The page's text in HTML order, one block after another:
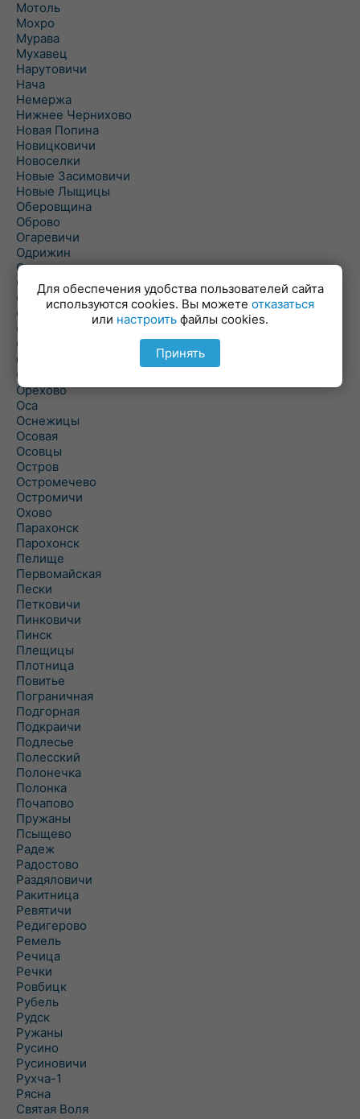
Мотоль
Мохро
Мурава
Мухавец
Нарутовичи
Нача
Немержа
Нижнее Чернихово
Новая Попина
Новицковичи
Новоселки
Новые Засимовичи
Новые Лыщицы
Оберовщина
Оброво
Огаревичи
Одрижин
Оздамичи
Озяты
Олтуш
Ольманы
Ольпень
Ольшаны
Омельная
Ополь
Орехово
Оса
Оснежицы
Осовая
Осовцы
Остров
Остромечево
Остромичи
Охово
Парахонск
Парохонск
Пелище
Первомайская
Пески
Петковичи
Пинковичи
Пинск
Плещицы
Плотница
Повитье
Пограничная
Подгорная
Подкраичи
Подлесье
Полесский
Полонечка
Полонка
Почапово
Пружаны
Псыщево
Радеж
Радостово
Раздяловичи
Ракитница
Ревятичи
Редигерово
Ремель
Речица
Речки
Ровбицк
Рубель
Рудск
Ружаны
Русино
Русиновичи
Рухча-1
Рясна
Святая Воля
Для обеспечения удобства пользователей сайта
используются cookies. Вы можете отказаться
или настроить файлы cookies.
Принять